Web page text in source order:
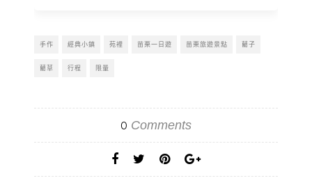
手作 經典小鎮 苑裡 苗栗一日遊 苗栗旅遊景點 藺子
藺草 行程 限量
0 Comments